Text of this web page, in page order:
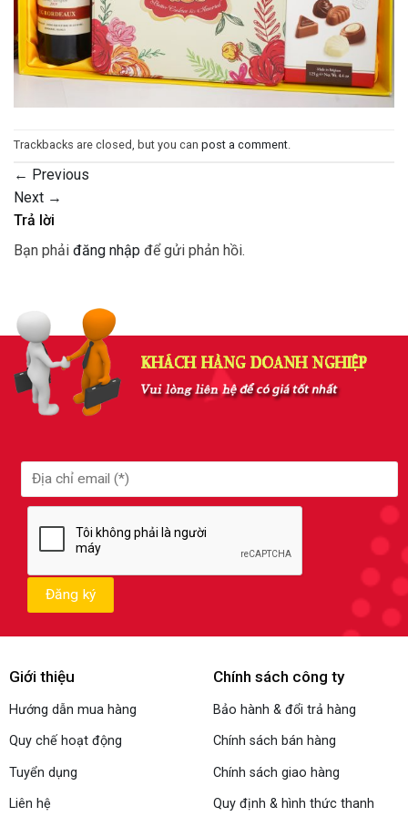
Trackbacks are closed, but you can post a comment.
← Previous
Next →
Trả lời
Bạn phải đăng nhập để gửi phản hồi.
Giới thiệu
Hướng dẫn mua hàng
Quy chế hoạt động
Tuyển dụng
Liên hệ
Chính sách công ty
Bảo hành & đổi trả hàng
Chính sách bán hàng
Chính sách giao hàng
Quy định & hình thức thanh